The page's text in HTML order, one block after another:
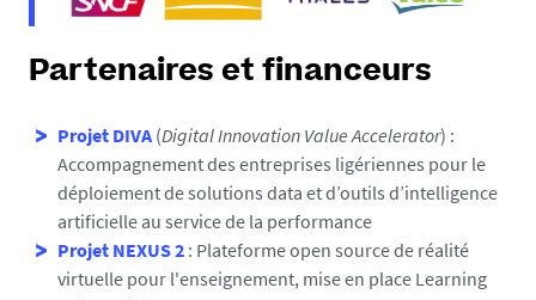
Partenaires et financeurs
Projet DIVA (Digital Innovation Value Accelerator) :
Accompagnement des entreprises ligériennes pour le
déploiement de solutions data et d’outils d’intelligence
artificielle au service de la performance
Projet NEXUS 2 : Plateforme open source de réalité
virtuelle pour l'enseignement, mise en place Learning